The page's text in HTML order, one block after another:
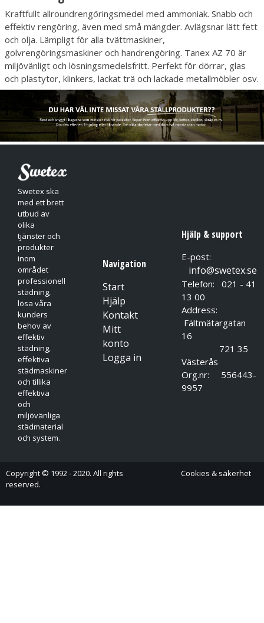
Kraftfullt allroundrengöringsmedel med ammoniak. Snabb och
effektiv rengöring, även med små mängder. Avlägsnar lätt fett
och olja. Lämpligt för alla tvättmaskiner,
golvrengöringsmaskiner och handrengöring. Tanex AZ 70 är
miljövänligt och lösningsmedelsfritt. Perfekt för dörrar, glas
och plastytor, klinkers, lackat trä och lackade metallmöbler osv.
Swetex ska
med ett brett
utbud av
olika
tjänster och
produkter
inom
området
professionell
städning,
lösa våra
kunders
behov av
effektiv
städning,
effektiva
städmaskiner
och tillika
effektiva
och
miljövänliga
städmaterial
och system.
Navigation
Start
Hjälp
Kontakt
Mitt
konto
Logga in
Hjälp & support
E-post:
info@swetex.se
Telefon: 021 - 41
13 00
Address:
Fältmätargatan
16
721 35
Västerås
Org.nr: 556443-
9957
Copyright © 1992 - 2020. All rights
reserved.
Cookies & säkerhet